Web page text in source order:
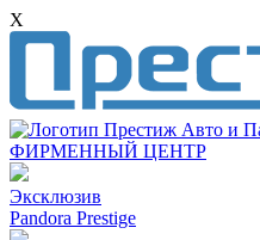
X
ФИРМЕННЫЙ ЦЕНТР
Эксклюзив
Pandora Prestige